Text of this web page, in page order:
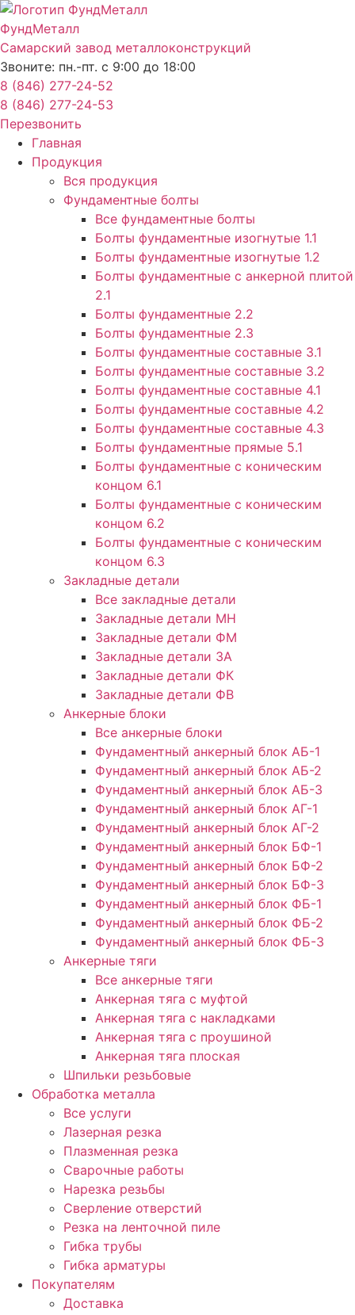
Перейти
к
содержимому
ФундМеталл
Самарский завод металлоконструкций
Звоните: пн.-пт. с 9:00 до 18:00
8 (846) 277-24-52
8 (846) 277-24-53
Перезвонить
Главная
Продукция
Вся продукция
Фундаментные болты
Все фундаментные болты
Болты фундаментные изогнутые 1.1
Болты фундаментные изогнутые 1.2
Болты фундаментные с анкерной плитой
2.1
Болты фундаментные 2.2
Болты фундаментные 2.3
Болты фундаментные составные 3.1
Болты фундаментные составные 3.2
Болты фундаментные составные 4.1
Болты фундаментные составные 4.2
Болты фундаментные составные 4.3
Болты фундаментные прямые 5.1
Болты фундаментные с коническим
концом 6.1
Болты фундаментные с коническим
концом 6.2
Болты фундаментные с коническим
концом 6.3
Закладные детали
Все закладные детали
Закладные детали МН
Закладные детали ФМ
Закладные детали ЗА
Закладные детали ФК
Закладные детали ФВ
Анкерные блоки
Все анкерные блоки
Фундаментный анкерный блок АБ-1
Фундаментный анкерный блок АБ-2
Фундаментный анкерный блок АБ-3
Фундаментный анкерный блок АГ-1
Фундаментный анкерный блок АГ-2
Фундаментный анкерный блок БФ-1
Фундаментный анкерный блок БФ-2
Фундаментный анкерный блок БФ-3
Фундаментный анкерный блок ФБ-1
Фундаментный анкерный блок ФБ-2
Фундаментный анкерный блок ФБ-3
Анкерные тяги
Все анкерные тяги
Анкерная тяга с муфтой
Анкерная тяга с накладками
Анкерная тяга с проушиной
Анкерная тяга плоская
Шпильки резьбовые
Обработка металла
Все услуги
Лазерная резка
Плазменная резка
Сварочные работы
Нарезка резьбы
Сверление отверстий
Резка на ленточной пиле
Гибка трубы
Гибка арматуры
Покупателям
Доставка